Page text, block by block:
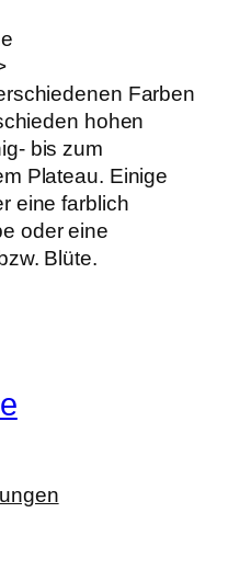
Farben
hohen
bis zum
Plateau. Einige
eine farblich
oder eine
Blüte.